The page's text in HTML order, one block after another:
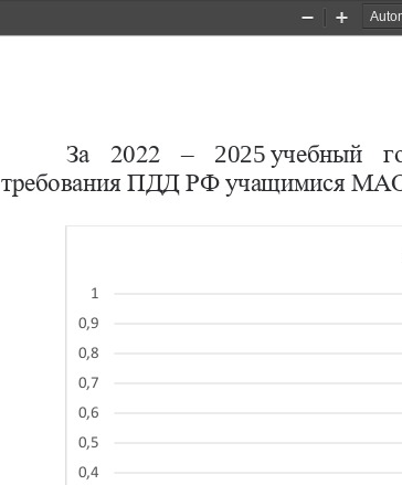
Zoom
Zoom
За  2022 – 2025 учебный
требования ПДД РФ учащимися
0,4
0,5
0,6
0,7
0,8
0,9
1